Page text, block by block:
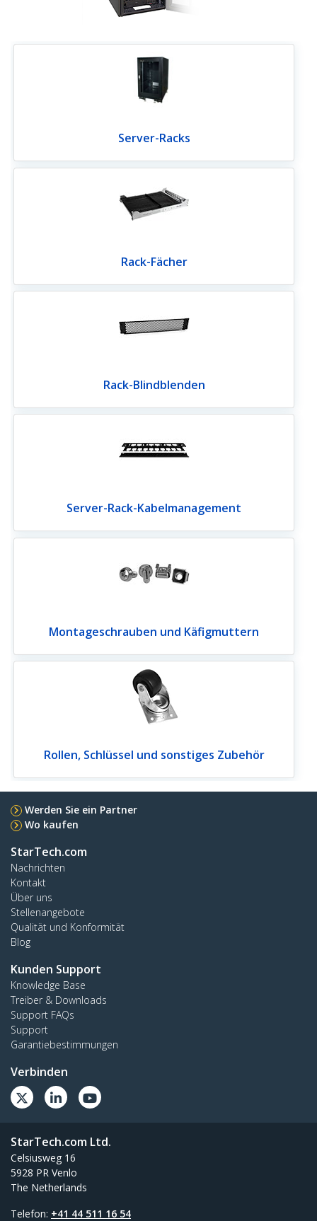
Server-Racks
Rack-Fächer
Rack-Blindblenden
Server-Rack-Kabelmanagement
Montageschrauben und Käfigmuttern
Rollen, Schlüssel und sonstiges Zubehör
Werden Sie ein Partner
Wo kaufen
StarTech.com
Nachrichten
Kontakt
Über uns
Stellenangebote
Qualität und Konformität
Blog
Kunden Support
Knowledge Base
Treiber & Downloads
Support FAQs
Support
Garantiebestimmungen
Verbinden
StarTech.com Ltd.
Celsiusweg 16
5928 PR Venlo
The Netherlands
Telefon: +41 44 511 16 54